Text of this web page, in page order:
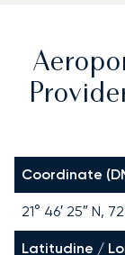
Coordinate
21° 46′ 25″ N,
Latitudine /